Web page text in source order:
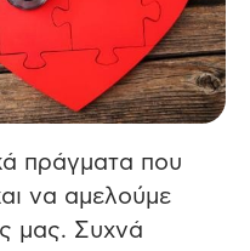
πράγματα που
να αμελούμε
μας. Συχνά